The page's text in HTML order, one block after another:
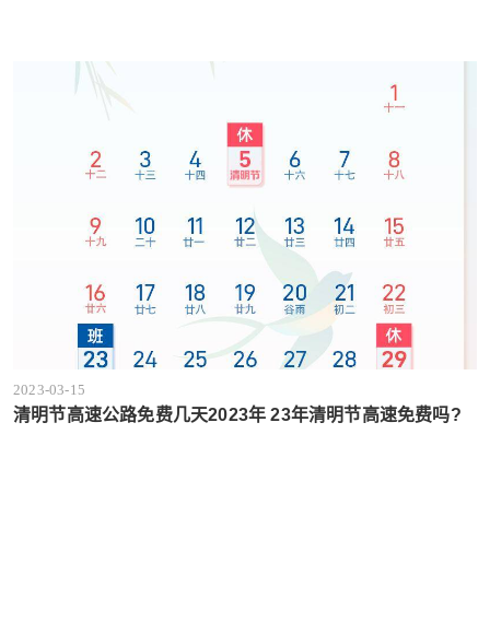
2023-03-15
清明节高速公路免费几天2023年 23年清明节高速免费吗?